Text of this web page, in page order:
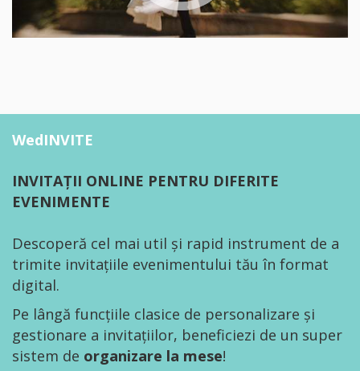
WedINVITE
INVITAȚII ONLINE PENTRU DIFERITE
EVENIMENTE
Descoperă cel mai util și rapid instrument de a
trimite invitațiile evenimentului tău în format
digital.
Pe lângă funcțiile clasice de personalizare și
gestionare a invitațiilor, beneficiezi de un super
sistem de organizare la mese!